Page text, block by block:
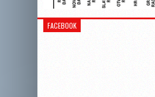
FACEBOOK